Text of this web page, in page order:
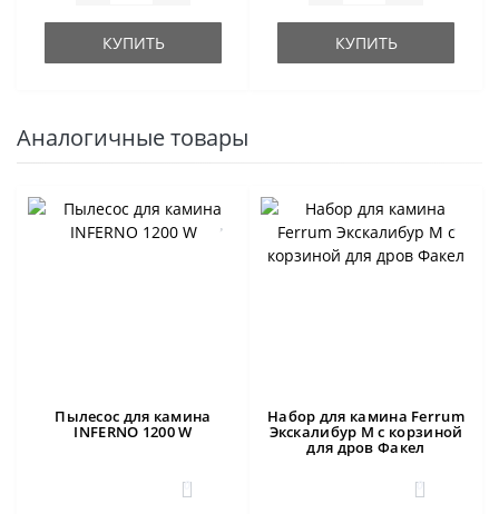
КУПИТЬ КУПИТЬ
Аналогичные товары
Пылесос для камина
INFERNO 1200 W
0
Набор для камина Ferrum
Экскалибур М с корзиной
для дров Факел
0